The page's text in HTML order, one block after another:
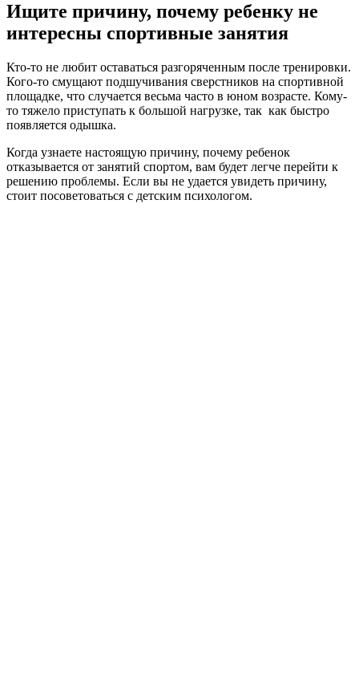
Ищите причину, почему ребенку не
интересны спортивные занятия
Кто-то не любит оставаться разгоряченным после тренировки.
Кого-то смущают подшучивания сверстников на спортивной
площадке, что случается весьма часто в юном возрасте. Кому-
то тяжело приступать к большой нагрузке, так как быстро
появляется одышка.
Когда узнаете настоящую причину, почему ребенок
отказывается от занятий спортом, вам будет легче перейти к
решению проблемы. Если вы не удается увидеть причину,
стоит посоветоваться с детским психологом.